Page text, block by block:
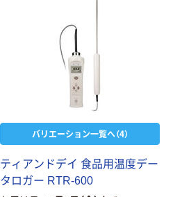
バリエーション一覧へ（4）
ティアンドデイ 食品用温度デー
タロガー RTR-600